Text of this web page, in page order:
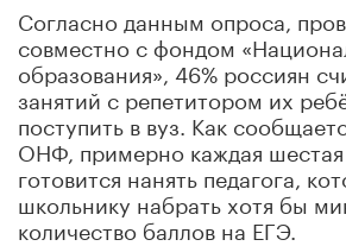
Согласно данным опроса,
совместно с фондом
образования», 46% россиян
занятий с репетитором их
поступить в вуз. Как
ОНФ, примерно каждая шестая
готовится нанять педагога,
школьнику набрать хотя бы
количество баллов на ЕГЭ.